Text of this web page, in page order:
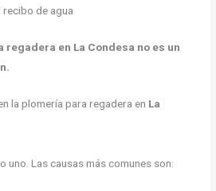
recibo de agua
en La Condesa no es un
la plomería para regadera en La
uno. Las causas más comunes son: